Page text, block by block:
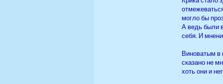
могло бы
А ведь были
себя. И
Виноватым в
сказано не
хоть они и